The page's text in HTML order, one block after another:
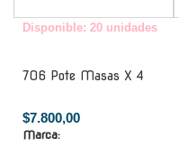
Disponible: 20 unidades
706 Pote Masas X 4
$7.800,00
Marca: